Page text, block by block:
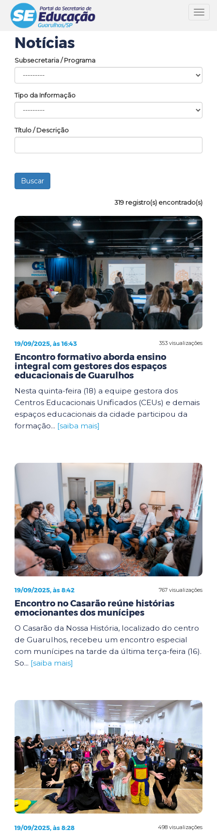
Notícias
Subsecretaria / Programa
Tipo da Informação
Título / Descrição
319 registro(s) encontrado(s)
353 visualizações
19/09/2025, às 16:43
Encontro formativo aborda ensino
integral com gestores dos espaços
educacionais de Guarulhos
Nesta quinta-feira (18) a equipe gestora dos
Centros Educacionais Unificados (CEUs) e demais
espaços educacionais da cidade participou da
formação... [saiba mais]
767 visualizações
19/09/2025, às 8:42
Encontro no Casarão reúne histórias
emocionantes dos munícipes
O Casarão da Nossa História, localizado do centro
de Guarulhos, recebeu um encontro especial
com munícipes na tarde da última terça-feira (16).
So... [saiba mais]
498 visualizações
19/09/2025, às 8:28